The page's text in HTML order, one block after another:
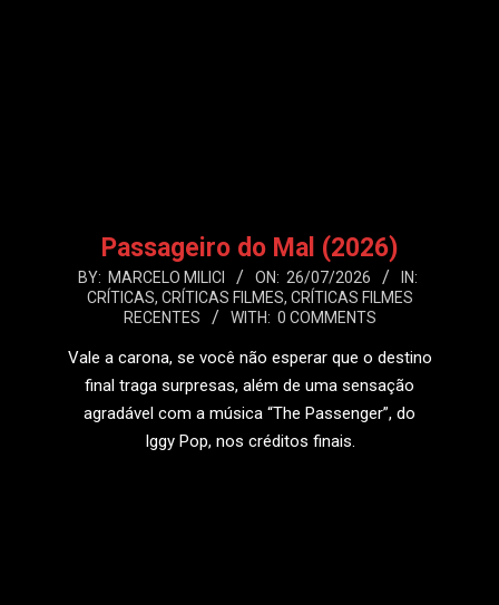
Passageiro do Mal (2026)
2026-
07-
BY: MARCELO MILICI ON: 26/07/2026
IN:
CRÍTICAS, CRÍTICAS FILMES, CRÍTICAS FILMES
RECENTES
WITH: 0 COMMENTS
Vale a carona, se você não esperar que o destino
final traga surpresas, além de uma sensação
agradável com a música “The Passenger”, do
Iggy Pop, nos créditos finais.